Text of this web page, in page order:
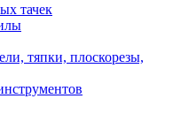
тачек
тяпки, плоскорезы,